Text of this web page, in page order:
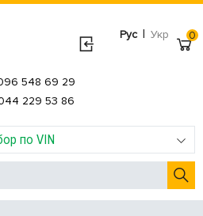
Рус | Укр
по VIN
548 69 29
229 53 86
0